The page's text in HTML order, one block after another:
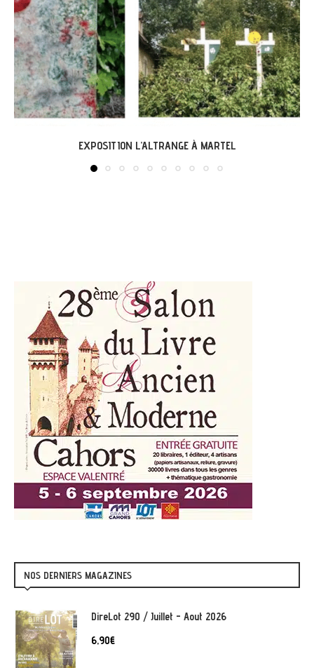
LABASTIDE-DU-VERT : EXPO « ARBONIRISME »
NOS DERNIERS MAGAZINES
DireLot 290 / Juillet - Aout 2026
6,90€